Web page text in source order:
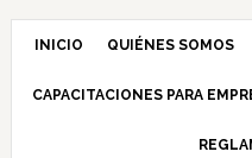
Saltar
navegación
Saltar
principal
Saltar
barra
Saltar
INICIO QUIÉNES SOMOS
CAPACITACIONES PARA